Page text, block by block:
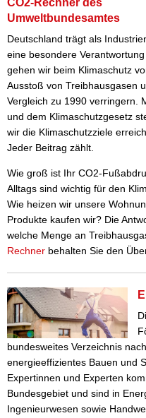
CO2-Rechner des
Umweltbundesamtes
Deutschland trägt als
eine besondere
gehen wir beim Klimaschutz
Ausstoß von Treibhausgasen
Vergleich zu 1990 verringern.
und dem Klimaschutzgesetz
wir die Klimaschutzziele
Jeder Beitrag zählt.
Wie groß ist Ihr CO2-
Alltags sind wichtig für den
Wie heizen wir unsere
Produkte kaufen wir? Die
welche Menge an
Rechner behalten Sie den
bundesweites Verzeichnis
energieeffizientes Bauen und
Expertinnen und Experten
Bundesgebiet und sind in
Ingenieurwesen sowie